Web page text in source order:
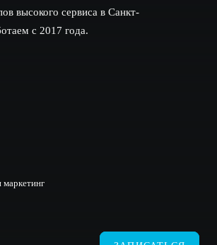
высокого сервиса в Санкт-
с 2017 года.
маркетинг